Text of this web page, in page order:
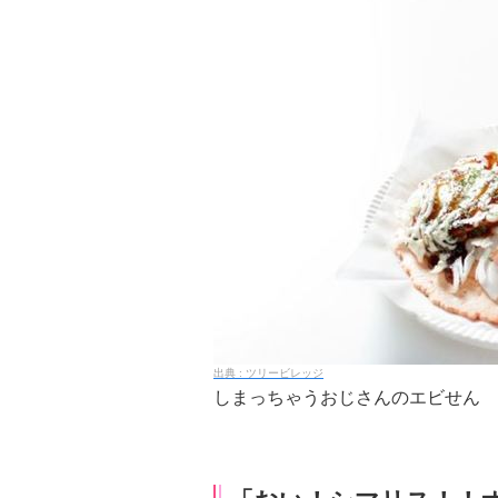
ツリービレッジ
しまっちゃうおじさんのエビせん